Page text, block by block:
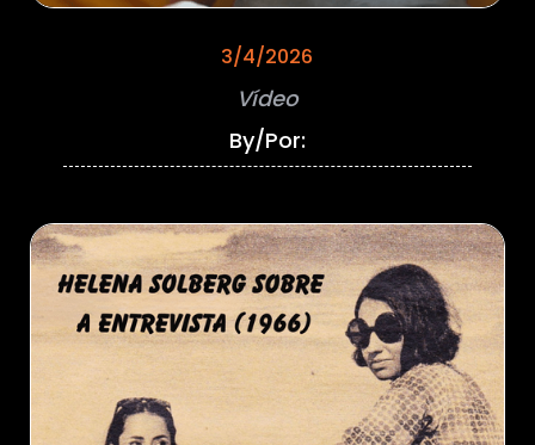
3/4/2026
Vídeo
By/Por: